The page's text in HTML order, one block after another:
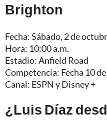
Brighton
Fecha: Sábado, 2 de
Hora: 10:00 a.m.
Estadio: Anfield Road
Competencia: Fecha 10
Canal: ESPN y Disney +
¿Luis Díaz